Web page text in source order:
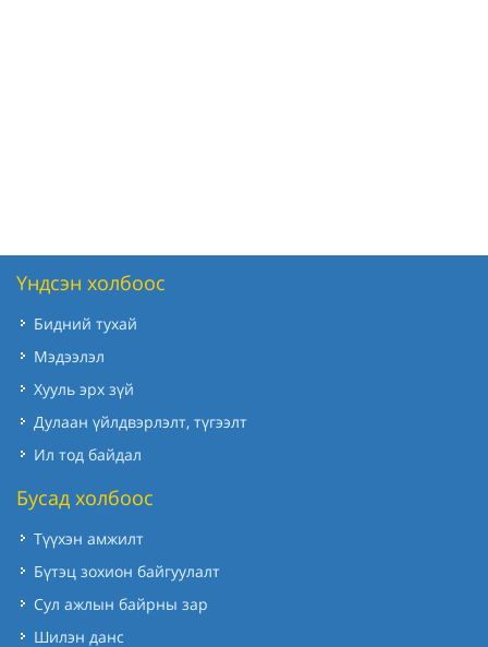
Үндсэн холбоос
Бидний тухай
Мэдээлэл
Хууль эрх зүй
Дулаан үйлдвэрлэлт, түгээлт
Ил тод байдал
Бусад холбоос
Түүхэн амжилт
Бүтэц зохион байгуулалт
Сул ажлын байрны зар
Шилэн данс